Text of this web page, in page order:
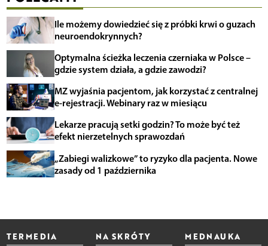
Ile możemy dowiedzieć się z próbki krwi o guzach
neuroendokrynnych?
Optymalna ścieżka leczenia czerniaka w Polsce –
gdzie system działa, a gdzie zawodzi?
MZ wyjaśnia pacjentom, jak korzystać z centralnej
e-rejestracji. Webinary raz w miesiącu
Lekarze pracują setki godzin? To może być też
efekt nierzetelnych sprawozdań
„Zabiegi walizkowe” to ryzyko dla pacjenta. Nowe
zasady od 1 października
TERMEDIA NA SKRÓTY MEDNAUKA